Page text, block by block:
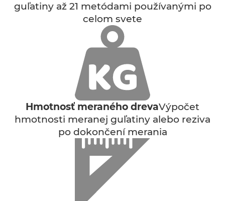
guľatiny až 21 metódami používanými po
celom svete
Hmotnosť meraného drevaVýpočet
hmotnosti meranej guľatiny alebo reziva
po dokončení merania